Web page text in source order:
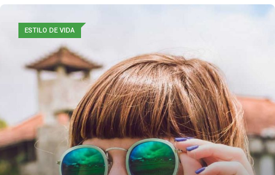
ESTILO DE VIDA